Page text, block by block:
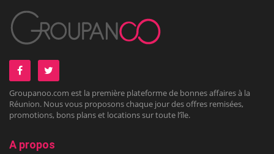
Groupanoo.com est la première plateforme de bonnes affaires à la
Réunion. Nous vous proposons chaque jour des offres remisées,
promotions, bons plans et locations sur toute l’île.
A propos